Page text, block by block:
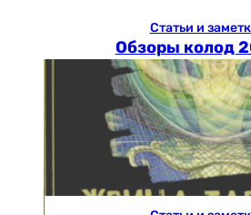
Статьи и
Обзоры колод